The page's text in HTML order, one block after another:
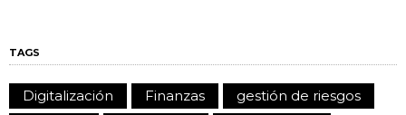
TAGS
Digitalización Finanzas
gestión de riesgos